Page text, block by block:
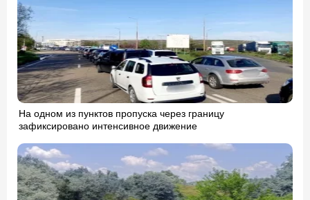
На одном из пунктов пропуска через границу
зафиксировано интенсивное движение